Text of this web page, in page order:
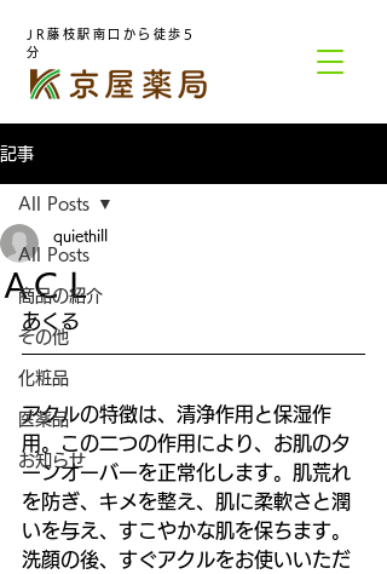
JR藤枝駅南口から徒歩5
分
記事
All Posts
商品の紹介
その他
化粧品
医薬品
お知らせ
All Posts
ＡＣＬ
quiethill
あくる
アクルの特徴は、清浄作用と保湿作
用。この二つの作用により、お肌のタ
ーンオーバーを正常化します。肌荒れ
を防ぎ、キメを整え、肌に柔軟さと潤
いを与え、すこやかな肌を保ちます。
洗顔の後、すぐアクルをお使いいただ